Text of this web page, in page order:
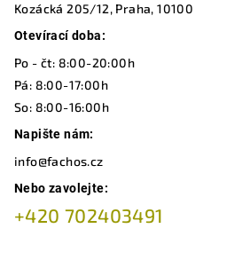
Kozácká 205/12, Praha, 10100
Otevírací doba:
Po - čt: 8:00-20:00h
Pá: 8:00-17:00h
So: 8:00-16:00h
Napište nám:
info@fachos.cz
Nebo zavolejte:
+420 702403491